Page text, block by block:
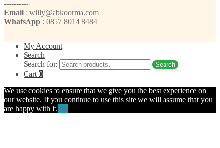
----------
Email : willy@abkoorma.com
WhatsApp : 0857 8014 8484
My Account
Search
Search for:
Search
Cart 0
We use cookies to ensure that we give you the best experience on
our website. If you continue to use this site we will assume that you
are happy with it.Ok